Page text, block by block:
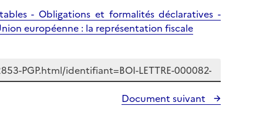
- Obligations et formalités déclaratives -
européenne : la représentation fiscale
Document suivant